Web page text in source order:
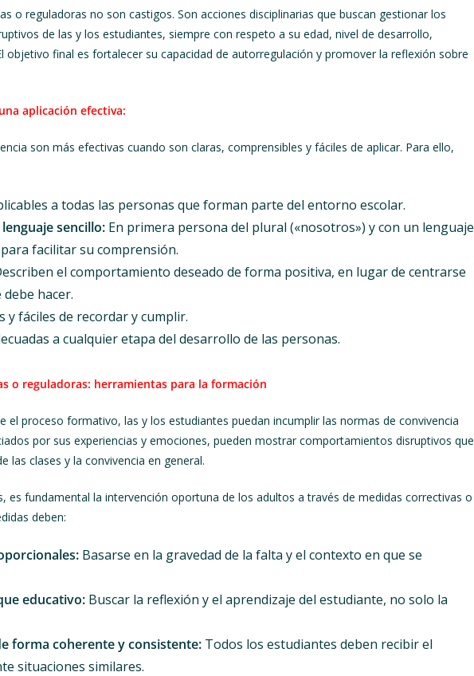
o reguladoras no son castigos. Son acciones disciplinarias que buscan gestionar los
de las y los estudiantes, siempre con respeto a su edad, nivel de desarrollo,
objetivo final es fortalecer su capacidad de autorregulación y promover la reflexión sobre
aplicación efectiva:
son más efectivas cuando son claras, comprensibles y fáciles de aplicar. Para ello,
a todas las personas que forman parte del entorno escolar.
sencillo: En primera persona del plural («nosotros») y con un lenguaje
facilitar su comprensión.
el comportamiento deseado de forma positiva, en lugar de centrarse
hacer.
y fáciles de recordar y cumplir.
a cualquier etapa del desarrollo de las personas.
o reguladoras: herramientas para la formación
el proceso formativo, las y los estudiantes puedan incumplir las normas de convivencia
por sus experiencias y emociones, pueden mostrar comportamientos disruptivos que
las clases y la convivencia en general.
es fundamental la intervención oportuna de los adultos a través de medidas correctivas o
deben:
Basarse en la gravedad de la falta y el contexto en que se
educativo: Buscar la reflexión y el aprendizaje del estudiante, no solo la
forma coherente y consistente: Todos los estudiantes deben recibir el
situaciones similares.